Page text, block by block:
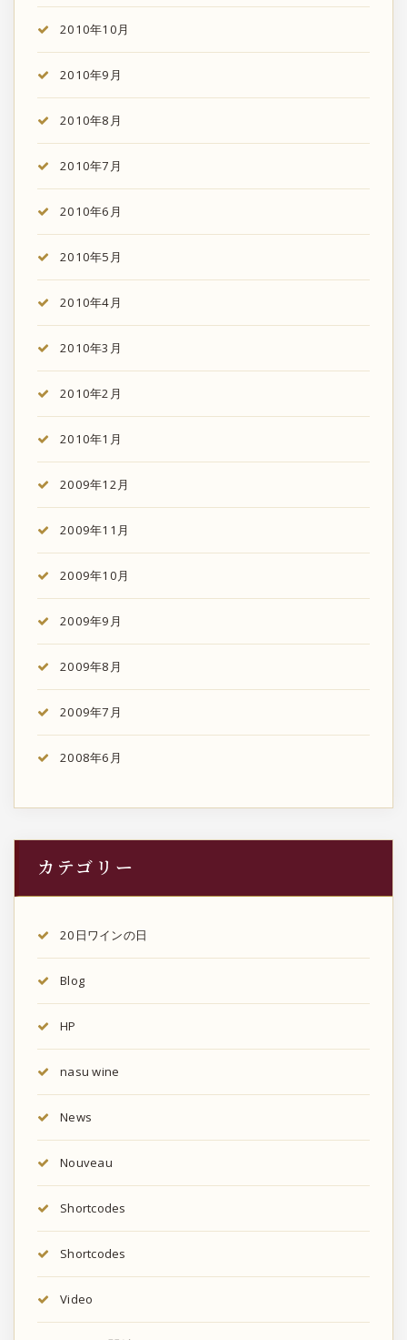
2010年10月
2010年9月
2010年8月
2010年7月
2010年6月
2010年5月
2010年4月
2010年3月
2010年2月
2010年1月
2009年12月
2009年11月
2009年10月
2009年9月
2009年8月
2009年7月
2008年6月
カテゴリー
20日ワインの日
Blog
HP
nasu wine
News
Nouveau
Shortcodes
Shortcodes
Video